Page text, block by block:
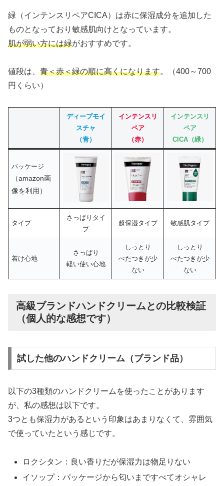
緑（インテンスリペアCICA）は赤に保湿成分を追加した
ものとなっており敏感肌向けとなっています。
肌が弱い方には緑がおすすめです。
値段は、 青＜赤＜緑の順に高くになります。（400～700
円くらい）
ディープモイ
スチャ
（青）
インテンスリ
ペア
（赤）
インテンスリ
ペア
CICA（緑）
パッケージ
（amazon画
像を利用）
タイプ
さっぱりタイ
プ
超保湿タイプ 敏感肌タイプ
着け心地
さっぱり
軽い使い心地
しっとり
べたつきが少
ない
しっとり
べたつきが少
ない
高級ブランドハンドクリームとの比較検証
（個人的な感想です）
試した他のハンドクリーム（ブランド品）
以下の3種類のハンドクリームを使ったことがあります
が、私の感想は以下です。
3つとも保湿力があるという印象はあまりなくて、雰囲気
で使っていたという感じです。
ロクシタン：良い香りだが保湿力は物足りない
イソップ：パッケージから匂いまですべてオシャレ